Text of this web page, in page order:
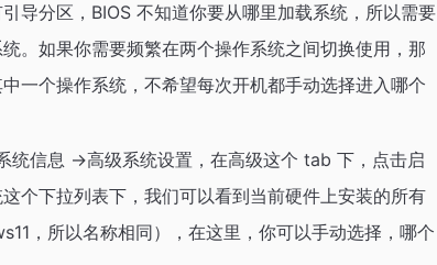
导分区，BIOS 不知道你要从哪里加载系统，所以需要
。如果你需要频繁在两个操作系统之间切换使用，那
一个操作系统，不希望每次开机都手动选择进入哪个
统信息 ->高级系统设置，在高级这个 tab 下，点击启
个下拉列表下，我们可以看到当前硬件上安装的所有
，所以名称相同），在这里，你可以手动选择，哪个